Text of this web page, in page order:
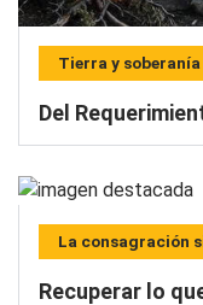
Tierra y soberanía
Del
La consagración
Recuperar lo